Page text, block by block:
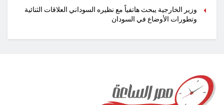
وزير الخارجية يبحث هاتفياً مع نظيره السوداني العلاقات الثنائية
وتطورات الأوضاع في السودان